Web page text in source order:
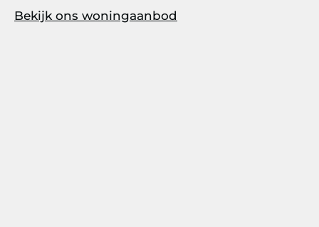
Bekijk ons woningaanbod